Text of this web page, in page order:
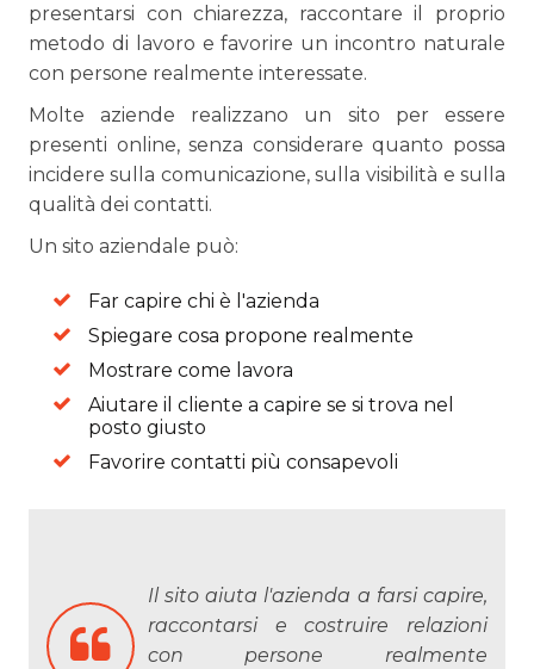
presentarsi con chiarezza, raccontare il proprio
metodo di lavoro e favorire un incontro naturale
con persone realmente interessate.
Molte aziende realizzano un sito per essere
presenti online, senza considerare quanto possa
incidere sulla comunicazione, sulla visibilità e sulla
qualità dei contatti.
Un sito aziendale può:
Far capire chi è l'azienda
Spiegare cosa propone realmente
Mostrare come lavora
Aiutare il cliente a capire se si trova nel
posto giusto
Favorire contatti più consapevoli
Il sito aiuta l'azienda a farsi capire,
raccontarsi e costruire relazioni
con persone realmente